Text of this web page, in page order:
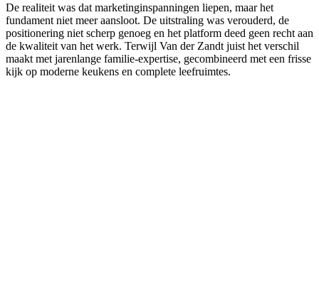
De realiteit was dat marketinginspanningen liepen, maar het
fundament niet meer aansloot. De uitstraling was verouderd, de
positionering niet scherp genoeg en het platform deed geen recht aan
de kwaliteit van het werk. Terwijl Van der Zandt juist het verschil
maakt met jarenlange familie-expertise, gecombineerd met een frisse
kijk op moderne keukens en complete leefruimtes.